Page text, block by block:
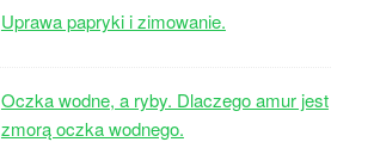
Uprawa papryki i zimowanie.
Oczka wodne, a ryby. Dlaczego amur jest
zmorą oczka wodnego.